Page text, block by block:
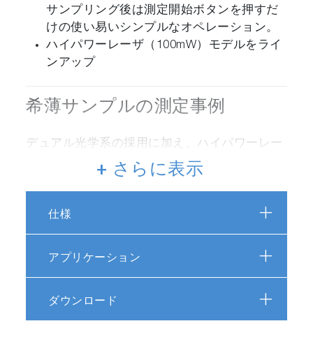
サンプリング後は測定開始ボタンを押すだ
けの使い易いシンプルなオペレーション。
ハイパワーレーザ（100mW）モデルをライ
ンアップ
希薄サンプルの測定事例
デュアル光学系の採用に加え、ハイパワーレー
ザの搭載により、従来モデル（SZ-100）比で約
15倍感度が向上しました。これにより、濃度が
再現性よく測定できるようになりました。
+ さらに表示
仕様
アプリケーション
ダウンロード